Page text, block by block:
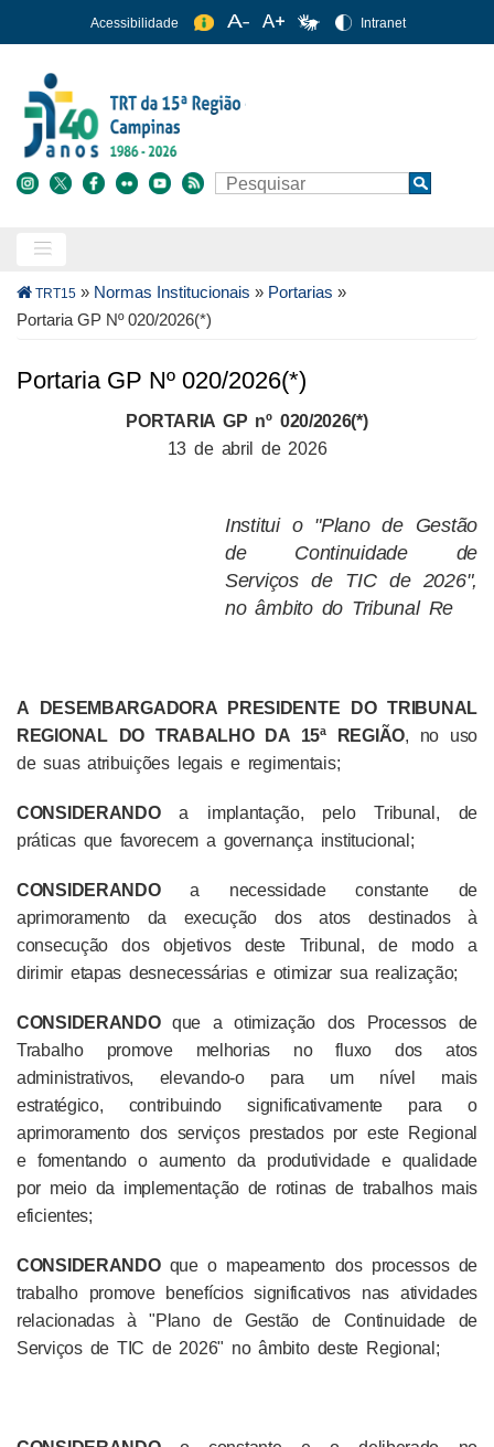
para
conteúdo
principal
Acessibilidade Intranet
Buscar Search
Trilha
de
TRT15 » Normas Institucionais » Portarias »
Portaria GP Nº 020/2026(*)
Portaria GP Nº 020/2026(*)
PORTARIA GP nº 020/2026(*)
13 de abril de 2026
Institui o "Plano de Gestão
de Continuidade de
Serviços de TIC de 2026",
no âmbito do Tribunal Re
A DESEMBARGADORA PRESIDENTE DO TRIBUNAL
REGIONAL DO TRABALHO DA 15ª REGIÃO, no uso
de suas atribuições legais e regimentais;
CONSIDERANDOa implantação, pelo Tribunal, de
práticas que favorecem a governança institucional;
CONSIDERANDOa necessidade constante de
aprimoramento da execução dos atos destinados à
consecução dos objetivos deste Tribunal, de modo a
dirimir etapas desnecessárias e otimizar sua realização;
CONSIDERANDOque a otimização dos Processos de
Trabalho promove melhorias no fluxo dos atos
administrativos, elevando-o para um nível mais
estratégico, contribuindo significativamente para o
aprimoramento dos serviços prestados por este Regional
e fomentando o aumento da produtividade e qualidade
por meio da implementação de rotinas de trabalhos mais
eficientes;
CONSIDERANDOque o mapeamento dos processos de
trabalho promove benefícios significativos nas atividades
relacionadas à "Plano de Gestão de Continuidade de
Serviços de TIC de 2026" no âmbito deste Regional;